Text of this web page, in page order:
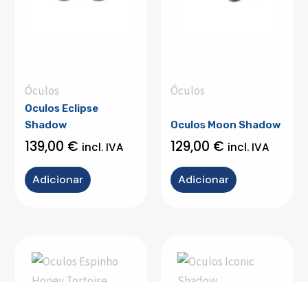
Óculos
Oculos Eclipse
Shadow
139,00 € incl. IVA
Adicionar
Óculos
Oculos Moon Shadow
129,00 € incl. IVA
Adicionar